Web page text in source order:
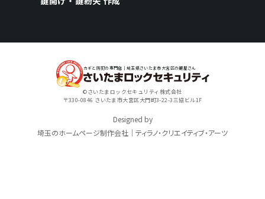
カギと防犯の専門店｜埼玉県さいたま市大宮区の鍵屋さん
©さいたまロックセキュリティ株式会社
〒330-0846 さいたま市大宮区大門町3-22-3三協ビル1F
Designed by
埼玉のホームページ制作会社｜ティラノ・クリエイティブ・アーツ